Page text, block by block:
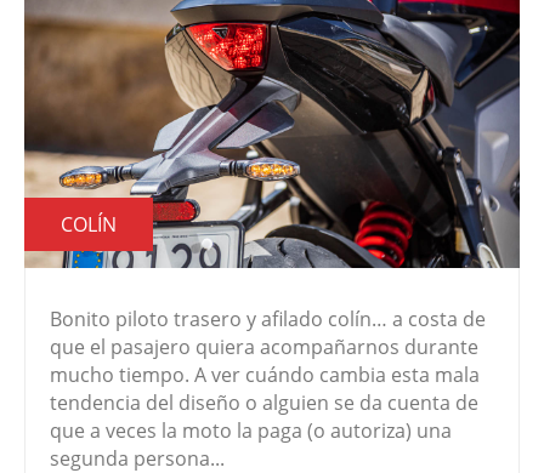
COLÍN
Bonito piloto trasero y afilado colín… a costa de
que el pasajero quiera acompañarnos durante
mucho tiempo. A ver cuándo cambia esta mala
tendencia del diseño o alguien se da cuenta de
que a veces la moto la paga (o autoriza) una
segunda persona...